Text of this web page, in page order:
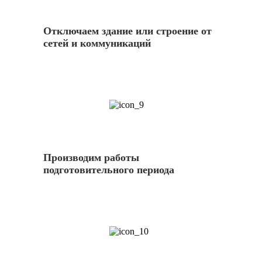
Отключаем здание или строение от
сетей и коммуникаций
Производим работы
подготовительного периода